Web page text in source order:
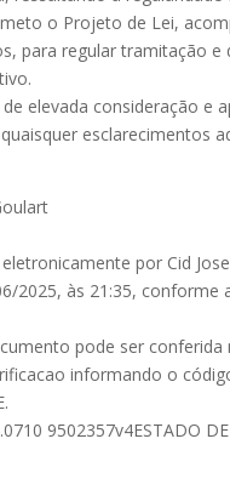
o Projeto de Lei,
para regular tramitação e
elevada consideração e
esclarecimentos
por Cid
2025, às 21:35, conforme
pode ser conferida
informando o
9502357v4ESTADO